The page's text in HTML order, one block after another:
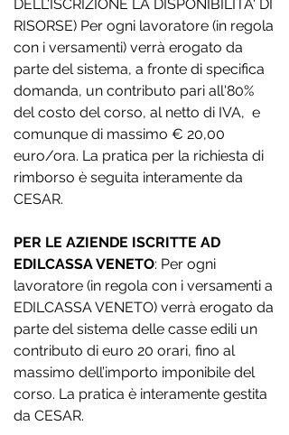
DELL'ISCRIZIONE LA DISPONIBILITA' DI
RISORSE) Per ogni lavoratore (in regola
con i versamenti) verrà erogato da
parte del sistema, a fronte di specifica
domanda, un contributo pari all'80%
del costo del corso, al netto di IVA, e
comunque di massimo € 20,00
euro/ora. La pratica per la richiesta di
rimborso è seguita interamente da
CESAR.
PER LE AZIENDE ISCRITTE AD
EDILCASSA VENETO: Per ogni
lavoratore (in regola con i versamenti a
EDILCASSA VENETO) verrà erogato da
parte del sistema delle casse edili un
contributo di euro 20 orari, fino al
massimo dell’importo imponibile del
corso. La pratica è interamente gestita
da CESAR.